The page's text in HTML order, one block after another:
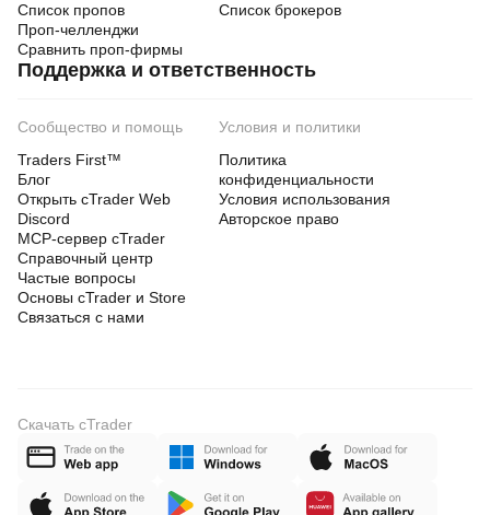
Список пропов
Проп-челленджи
Сравнить проп-фирмы
Список брокеров
Поддержка и ответственность
Сообщество и помощь
Traders First™
Блог
Открыть cTrader Web
Discord
MCP-сервер cTrader
Справочный центр
Частые вопросы
Основы cTrader и Store
Связаться с нами
Условия и политики
Политика
конфиденциальности
Условия использования
Авторское право
Скачать cTrader